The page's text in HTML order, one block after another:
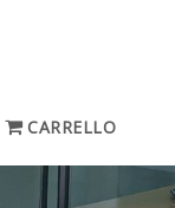
CARRELLO